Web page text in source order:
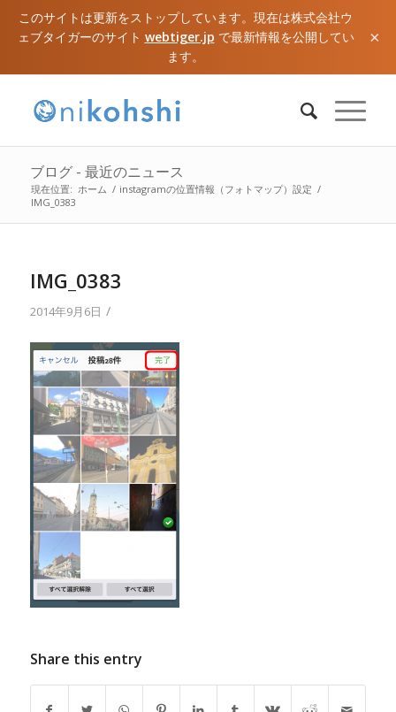
このサイトは更新をストップしています。現在は株式会社ウ
ェブタイガーのサイト webtiger.jp で最新情報を公開してい
ます。
×
ブログ - 最近のニュース
現在位置: ホーム / instagramの位置情報（フォトマップ）設定 /
IMG_0383
IMG_0383
2014年9月6日 /
Share this entry